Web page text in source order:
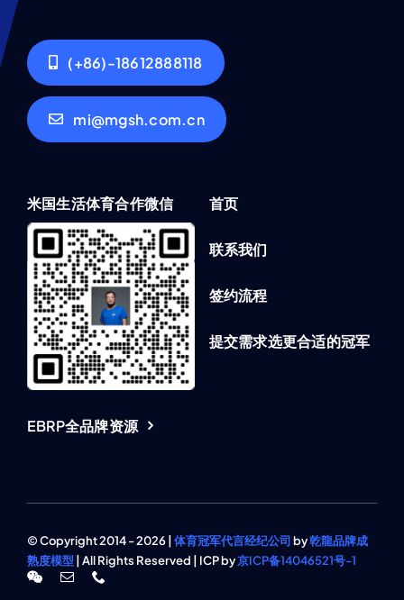
(+86)-18612888118
mi@mgsh.com.cn
米国生活体育合作微信 首页
联系我们
签约流程
提交需求选更合适的冠军
EBRP全品牌资源
© Copyright 2014 - 2026 | 体育冠军代言经纪公司by乾龍品牌成
熟度模型 | All Rights Reserved | ICP by京ICP备14046521号-1